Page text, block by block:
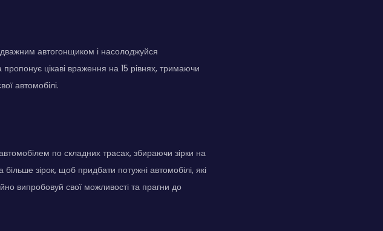
автогонщиком і насолоджуйся
пропонує цікаві враження на 15 рівнях, тримаючи
автомобілі.
по складних трасах, збираючи зірки на
зірок, щоб придбати потужні автомобілі, які
випробовуй свої можливості та прагни до